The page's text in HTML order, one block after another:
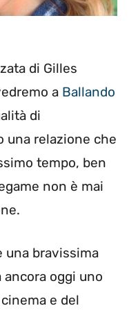
di Gilles
a Ballando
di
una relazione che
tempo, ben
non è mai
una bravissima
oggi uno
e del